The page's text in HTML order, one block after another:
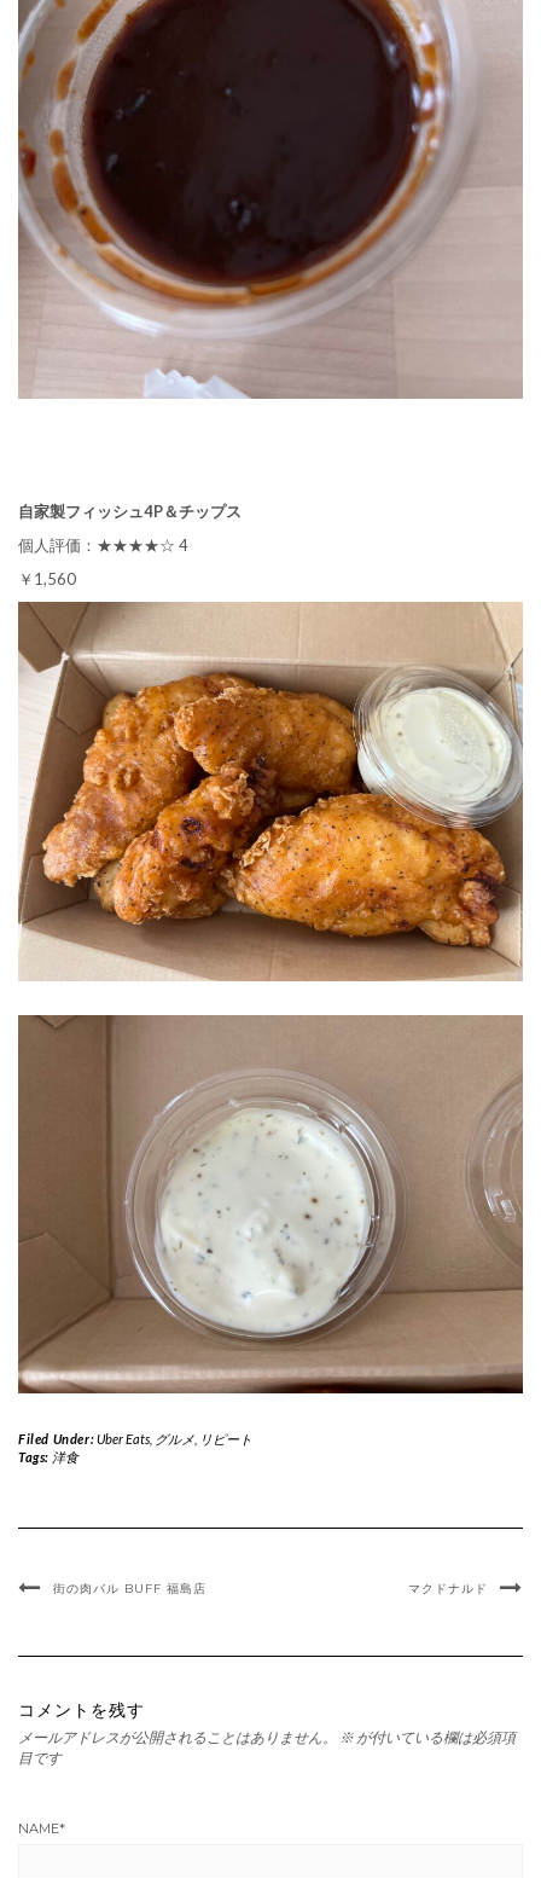
自家製フィッシュ4P＆チップス
個人評価：★★★★☆ 4
￥1,560
Filed Under:Uber Eats, グルメ, リピート
Tags: 洋食
街の肉バル BUFF 福島店 マクドナルド
コメントを残す
メールアドレスが公開されることはありません。 ※ が付いている欄は必須項
目です
NAME*